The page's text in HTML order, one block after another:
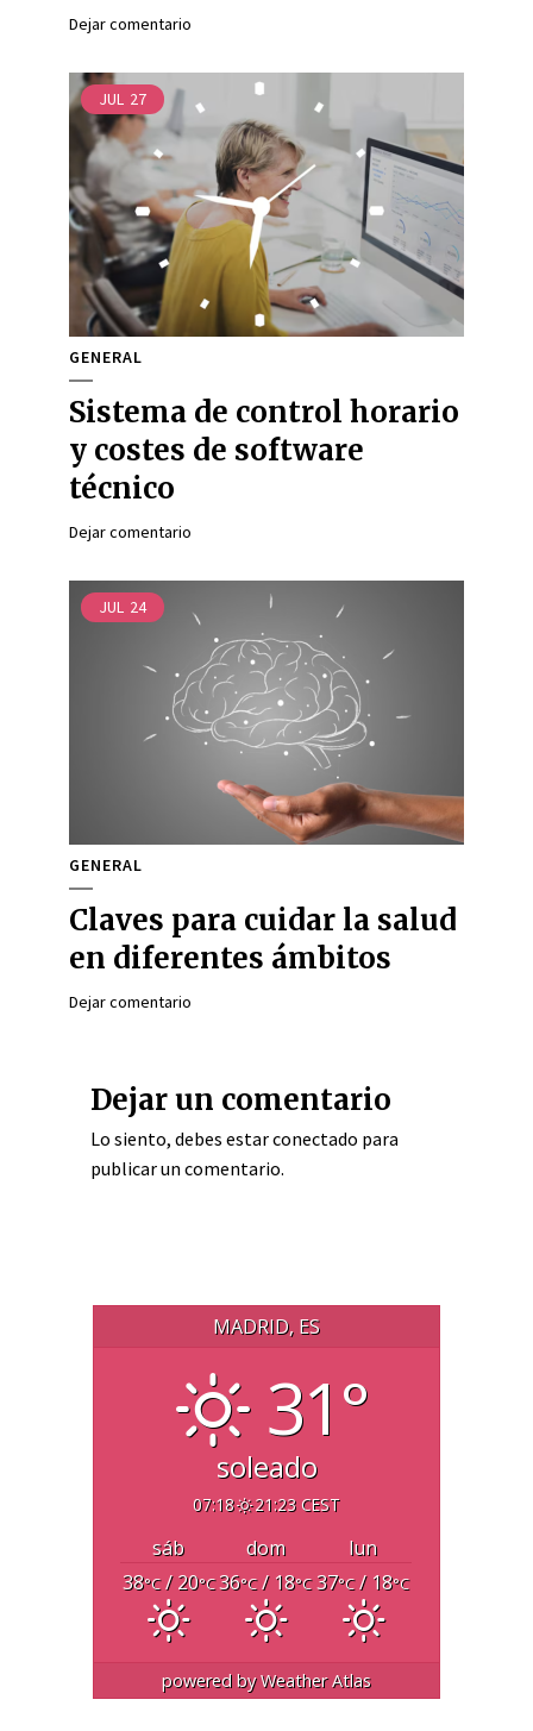
Dejar comentario
JUL 27
GENERAL
Sistema de control horario
y costes de software
técnico
Dejar comentario
JUL 24
GENERAL
Claves para cuidar la salud
en diferentes ámbitos
Dejar comentario
Dejar un comentario
Lo siento, debes estarconectado para
publicar un comentario.
MADRID, ES
31°
soleado
07:18 21:23 CEST
sáb dom
lun
38°C/ 20°C36°C/ 18°C 37°C/ 18°C
powered byWeather Atlas